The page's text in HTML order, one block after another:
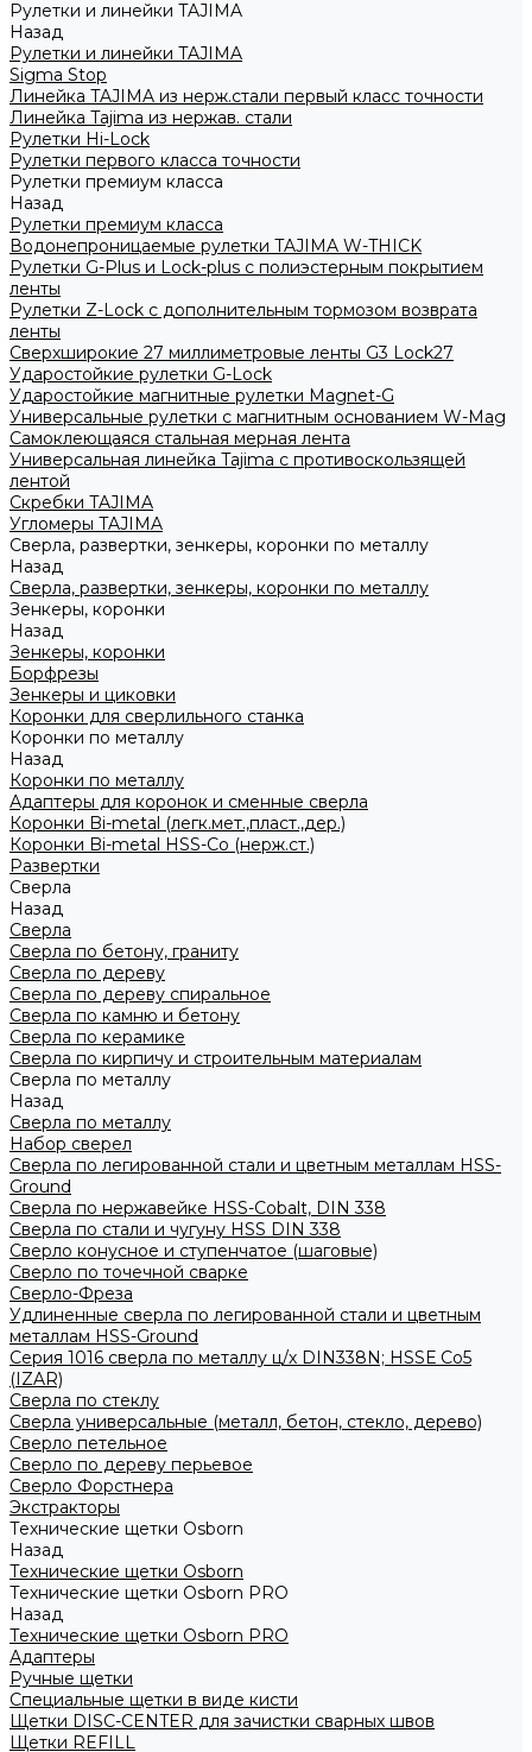
Рулетки и линейки TAJIMA
Назад
Рулетки и линейки TAJIMA
Sigma Stop
Линейка TAJIMA из нерж.стали первый класс точности
Линейка Tajima из нержав. стали
Рулетки Hi-Lock
Рулетки первого класса точности
Рулетки премиум класса
Назад
Рулетки премиум класса
Водонепроницаемые рулетки TAJIMA W-THICK
Рулетки G-Plus и Lock-plus с полиэстерным покрытием
ленты
Рулетки Z-Lock с дополнительным тормозом возврата
ленты
Сверхширокие 27 миллиметровые ленты G3 Lock27
Ударостойкие рулетки G-Lock
Ударостойкие магнитные рулетки Magnet-G
Универсальные рулетки с магнитным основанием W-Mag
Самоклеющаяся стальная мерная лента
Универсальная линейка Tajima с противоскользящей
лентой
Скребки TAJIMA
Угломеры TAJIMA
Сверла, развертки, зенкеры, коронки по металлу
Назад
Сверла, развертки, зенкеры, коронки по металлу
Зенкеры, коронки
Назад
Зенкеры, коронки
Борфрезы
Зенкеры и циковки
Коронки для сверлильного станка
Коронки по металлу
Назад
Коронки по металлу
Адаптеры для коронок и сменные сверла
Коронки Bi-metal (легк.мет.,пласт.,дер.)
Коронки Bi-metal HSS-Co (нерж.ст.)
Развертки
Сверла
Назад
Сверла
Сверла по бетону, граниту
Сверла по дереву
Сверла по дереву спиральное
Сверла по камню и бетону
Сверла по керамике
Сверла по кирпичу и строительным материалам
Сверла по металлу
Назад
Сверла по металлу
Набор сверел
Сверла по легированной стали и цветным металлам HSS-
Ground
Сверла по нержавейке HSS-Cobalt, DIN 338
Сверла по стали и чугуну HSS DIN 338
Сверло конусное и ступенчатое (шаговые)
Сверло по точечной сварке
Сверло-Фреза
Удлиненные сверла по легированной стали и цветным
металлам HSS-Ground
Серия 1016 сверла по металлу ц/х DIN338N; HSSЕ Со5
(IZAR)
Сверла по стеклу
Сверла универсальные (металл, бетон, стекло, дерево)
Сверло петельное
Сверло по дереву перьевое
Сверло Форстнера
Экстракторы
Технические щетки Osborn
Назад
Технические щетки Osborn
Технические щетки Osborn PRO
Назад
Технические щетки Osborn PRO
Адаптеры
Ручные щетки
Специальные щетки в виде кисти
Щетки DISC-CENTER для зачистки сварных швов
Щетки REFILL